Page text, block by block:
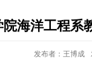
海洋工程系
发布者：王博成